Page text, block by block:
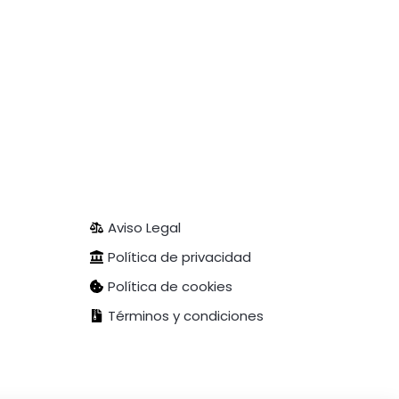
Aviso Legal
Política de privacidad
Política de cookies
Términos y condiciones